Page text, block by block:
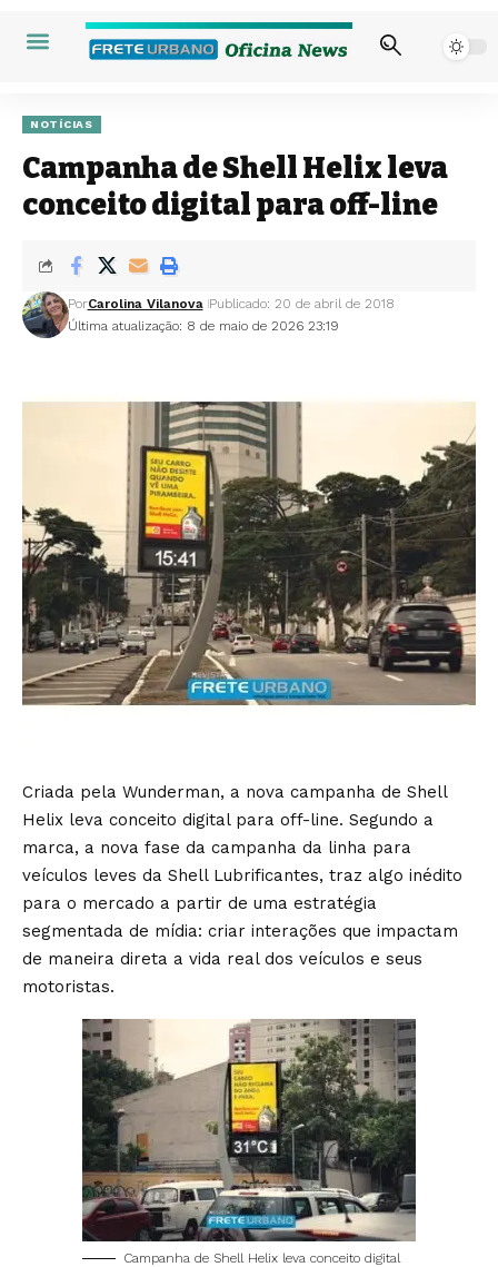
NOTÍCIAS
Campanha de Shell Helix leva
conceito digital para off-line
Última atualização: 8 de maio de 2026 23:19
PorCarolina Vilanova Publicado: 20 de abril de 2018
Criada pela Wunderman, a nova campanha de Shell
Helix leva conceito digital para off-line. Segundo a
marca, a nova fase da campanha da linha para
veículos leves da Shell Lubrificantes, traz algo inédito
para o mercado a partir de uma estratégia
segmentada de mídia: criar interações que impactam
de maneira direta a vida real dos veículos e seus
motoristas.
Campanha de Shell Helix leva conceito digital